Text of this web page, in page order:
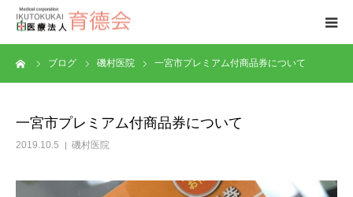
ブログ 磯村医院 一宮市プレミアム付商品券について
一宮市プレミアム付商品券について
2019.10.5 磯村医院
トップページ